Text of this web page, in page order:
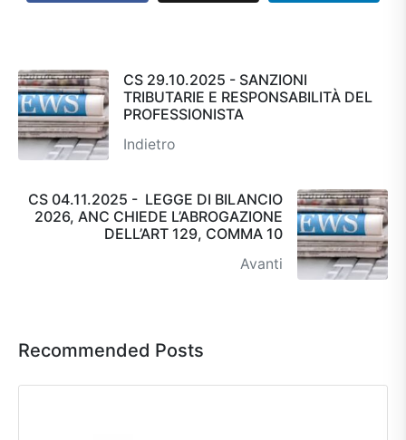
CS 29.10.2025 - SANZIONI
TRIBUTARIE E RESPONSABILITÀ DEL
PROFESSIONISTA
Indietro
CS 04.11.2025 - LEGGE DI BILANCIO
2026, ANC CHIEDE L’ABROGAZIONE
DELL’ART 129, COMMA 10
Avanti
Recommended Posts